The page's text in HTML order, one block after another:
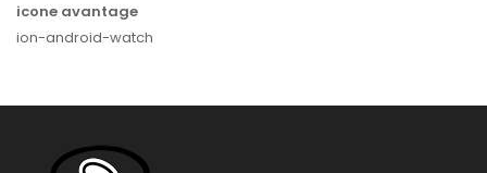
icone avantage
ion-android-watch